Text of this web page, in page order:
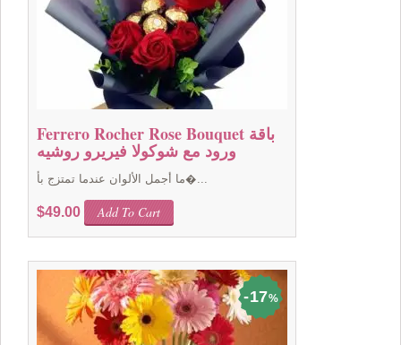
Ferrero Rocher Rose Bouquet باقة
ورود مع شوكولا فيريرو روشيه
ما أجمل الألوان عندما تمتزج بأ�...
$49.00 Add To Cart
17%